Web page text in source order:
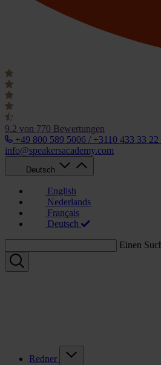
9.2 von 770 Bewertungen
+49 800 589 5006 / +3110 433 33 22
info@speakersacademy.com
Deutsch
English
Nederlands
Français
Deutsch
Einen
Redner